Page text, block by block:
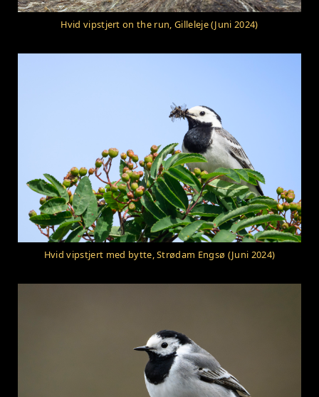
Hvid vipstjert on the run, Gilleleje (Juni 2024)
Hvid vipstjert med bytte, Strødam Engsø (Juni 2024)